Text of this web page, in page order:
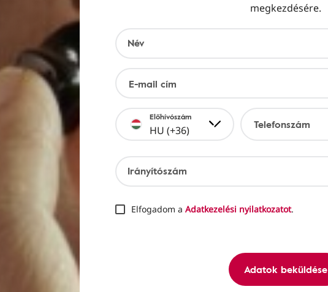
megkezdésére.
Név
E-mail cím
Előhívószám
HU (+36) Telefonszám
Irányítószám
Elfogadom a Adatkezelési nyilatkozatot.
Adatok beküldése